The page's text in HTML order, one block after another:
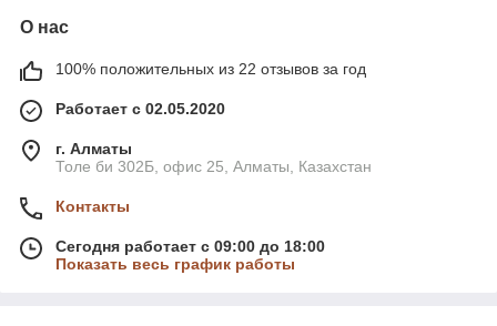
О нас
100% положительных из 22 отзывов за год
Работает с 02.05.2020
г. Алматы
Толе би 302Б, офис 25, Алматы, Казахстан
Контакты
Сегодня работает с 09:00 до 18:00
Показать весь график работы